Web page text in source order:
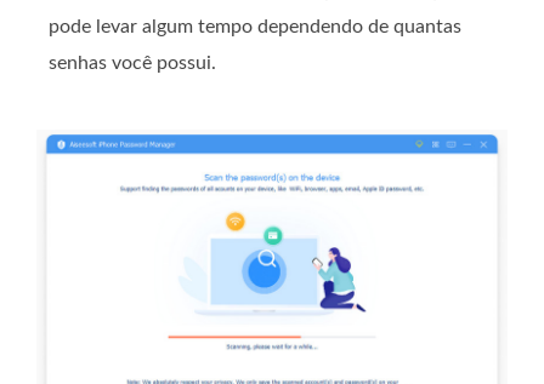
pode levar algum tempo dependendo de quantas
senhas você possui.